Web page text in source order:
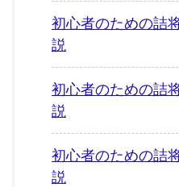
初心者のための
説
初心者のための
説
初心者のための
説